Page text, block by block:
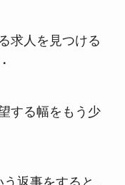
求人を見つける
する幅をもう少